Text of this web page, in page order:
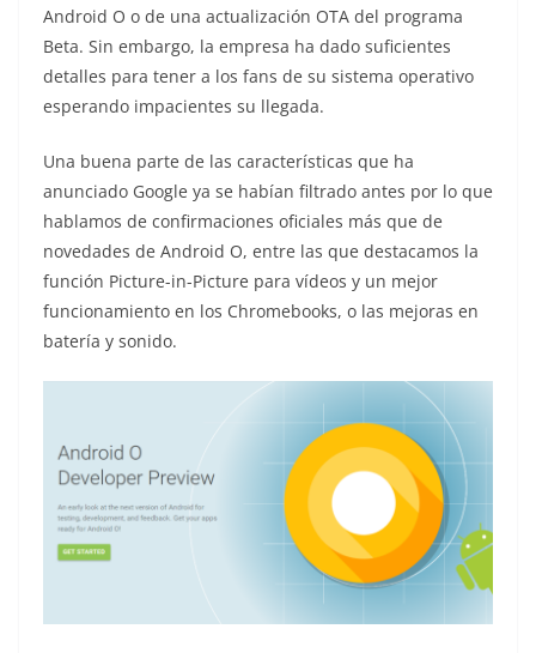
Android O o de una actualización OTA del programa
Beta. Sin embargo, la empresa ha dado suficientes
detalles para tener a los fans de su sistema operativo
esperando impacientes su llegada.
Una buena parte de las características que ha
anunciado Google ya se habían filtrado antes por lo que
hablamos de confirmaciones oficiales más que de
novedades de Android O, entre las que destacamos la
función Picture-in-Picture para vídeos y un mejor
funcionamiento en los Chromebooks, o las mejoras en
batería y sonido.